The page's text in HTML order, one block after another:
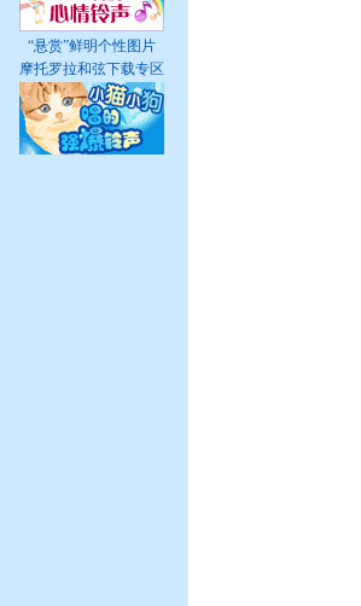
“悬赏”鲜明个性图片
摩托罗拉和弦下载专区